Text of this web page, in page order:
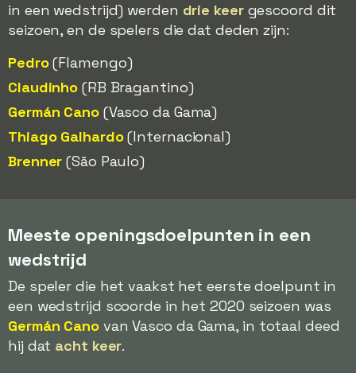
in een wedstrijd) werden drie keergescoord dit
seizoen, en de spelers die dat deden zijn:
Pedro(Flamengo)
Claudinho (RB Bragantino)
Germán Cano(Vasco da Gama)
Thiago Galhardo(Internacional)
Brenner (São Paulo)
Meeste openingsdoelpunten in een
wedstrijd
De speler die het vaakst het eerste doelpunt in
een wedstrijd scoorde in het 2020 seizoen was
Germán Canovan Vasco da Gama, in totaal deed
hij dat acht keer.